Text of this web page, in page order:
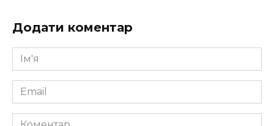
Додати коментар
Ім'я
*
Email
*
Коментар